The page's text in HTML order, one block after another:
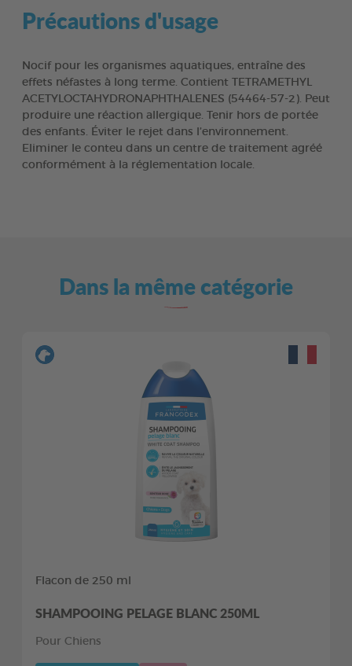
Précautions d'usage
Nocif pour les organismes aquatiques, entraîne des
effets néfastes à long terme. Contient TETRAMETHYL
ACETYLOCTAHYDRONAPHTHALENES (54464-57-2). Peut
produire une réaction allergique. Tenir hors de portée
des enfants. Éviter le rejet dans l’environnement.
Eliminer le conteu dans un centre de traitement agréé
conformément à la réglementation locale.
Dans la même catégorie
Flacon de 250 ml
SHAMPOOING PELAGE BLANC 250ML
Pour Chiens